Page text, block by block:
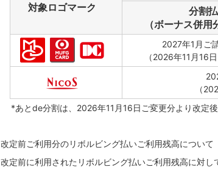
対象ロゴマーク
分割
（ボーナス併用
2027年1月ご
（2026年11月16
（
*あとde分割は、2026年11月16日ご変更分より改定
改定前ご利用分のリボルビング払いご利用残高について
改定前に利用されたリボルビング払いご利用残高に対